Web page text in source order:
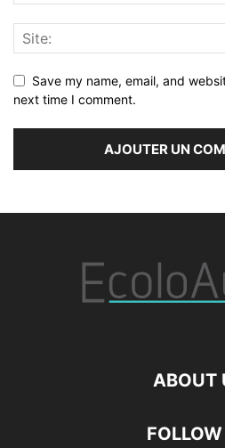
Save my name, email, and
next time I comment.
ABOUT